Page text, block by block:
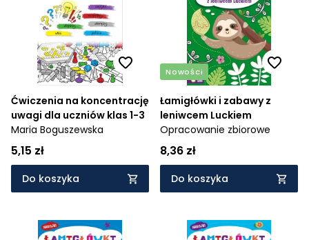
Ćwiczenia na koncentrację
uwagi dla uczniów klas 1-3
Maria Boguszewska
5,15 zł
Do koszyka
Nowości
Łamigłówki i zabawy z
leniwcem Luckiem
Opracowanie zbiorowe
8,36 zł
Do koszyka